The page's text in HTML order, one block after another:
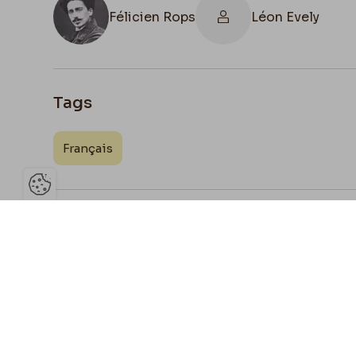
Félicien Rops Léon Evely
Tags
Français
Ouvrir la barre de gestion des